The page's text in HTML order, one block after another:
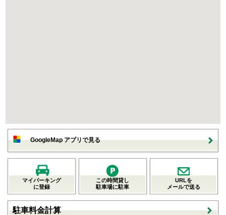
GoogleMap アプリで見る
マイパーキング
に登録
この時間貸し
駐車場に駐車
URLを
メールで送る
駐車料金計算